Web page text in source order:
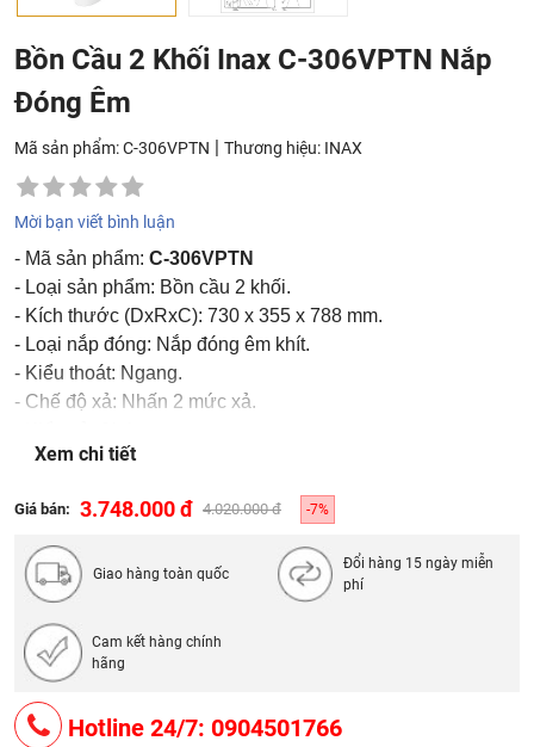
Bồn Cầu 2 Khối Inax C-306VPTN Nắp
Đóng Êm
Mã sản phẩm: C-306VPTN | Thương hiệu: INAX
Mời bạn viết bình luận
- Mã sản phẩm: C-306VPTN
- Loại sản phẩm: Bồn cầu 2 khối.
- Kích thước (DxRxC): 730 x 355 x 788 mm.
- Loại nắp đóng: Nắp đóng êm khít.
- Kiểu thoát: Ngang.
- Chế độ xả: Nhấn 2 mức xả.
- Công nghệ: Xả xoáy.
Bộ phụ kiện xả P-trap CF-11SV không kèm theo bồn
cầu. Không bao gồm van chặn nước
Xem chi tiết
Giá bán: 3.748.000 đ 4.020.000 đ -7%
Giao hàng toàn quốc
Đổi hàng 15 ngày miễn
phí
Cam kết hàng chính
hãng
Hotline 24/7: 0904501766